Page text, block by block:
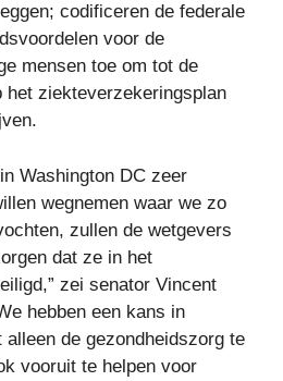
codificeren de federale
voor de
mensen toe om tot de
het ziekteverzekeringsplan
Washington DC zeer
wegnemen waar we zo
zullen de wetgevers
dat ze in het
zei senator Vincent
hebben een kans in
de gezondheidszorg te
vooruit te helpen voor